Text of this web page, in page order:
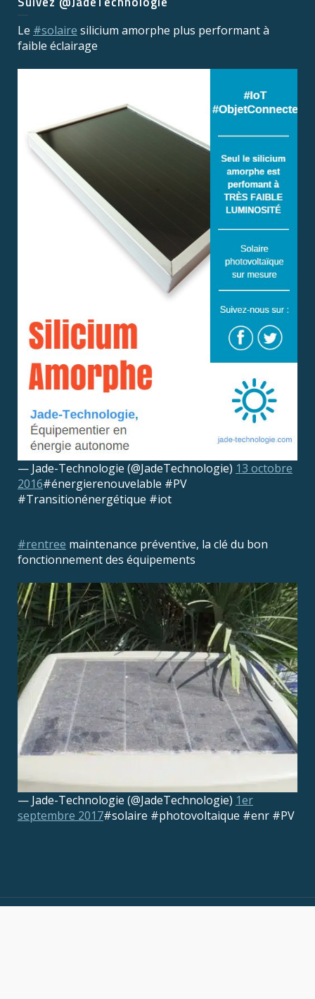
Le #solaire silicium amorphe plus performant à
faible éclairage
— Jade-Technologie (@JadeTechnologie) 13 octobre
2016#énergierenouvelable #PV
#Transitionénergétique #iot
#rentree maintenance préventive, la clé du bon
fonctionnement des équipements
— Jade-Technologie (@JadeTechnologie) 1er
septembre 2017#solaire #photovoltaique #enr #PV